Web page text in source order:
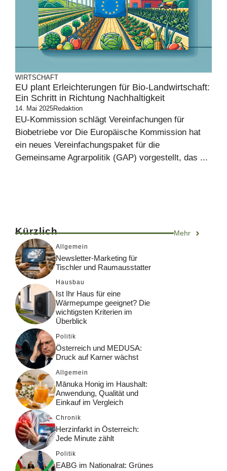
WIRTSCHAFT
EU plant Erleichterungen für Bio-Landwirtschaft:
Ein Schritt in Richtung Nachhaltigkeit
14. Mai 2025Redaktion
EU-Kommission schlägt Vereinfachungen für
Biobetriebe vor Die Europäische Kommission hat
ein neues Vereinfachungspaket für die
Gemeinsame Agrarpolitik (GAP) vorgestellt, das ...
Kürzlich Mehr
Allgemein
Newsletter-Marketing für
Tischler und Raumausstatter
Hausbau
Ist Ihr Haus für eine
Wärmepumpe geeignet? Die
wichtigsten Kriterien im
Überblick
Politik
Österreich und MEDUSA:
Druck auf Karner wächst
Allgemein
Mānuka Honig im Haushalt:
Anwendung, Qualität und
Einkauf im Vergleich
Chronik
Herzinfarkt in Österreich:
Jede Minute zählt
Politik
EABG im Nationalrat: Grünes